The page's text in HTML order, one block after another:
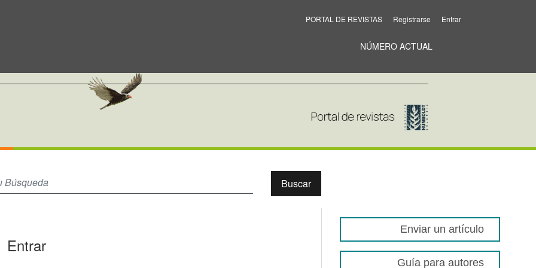
NÚMERO ACTUAL
PORTAL DE REVISTAS Registrarse Entrar
Buscar
Entrar
Enviar un artículo
Guía para autores